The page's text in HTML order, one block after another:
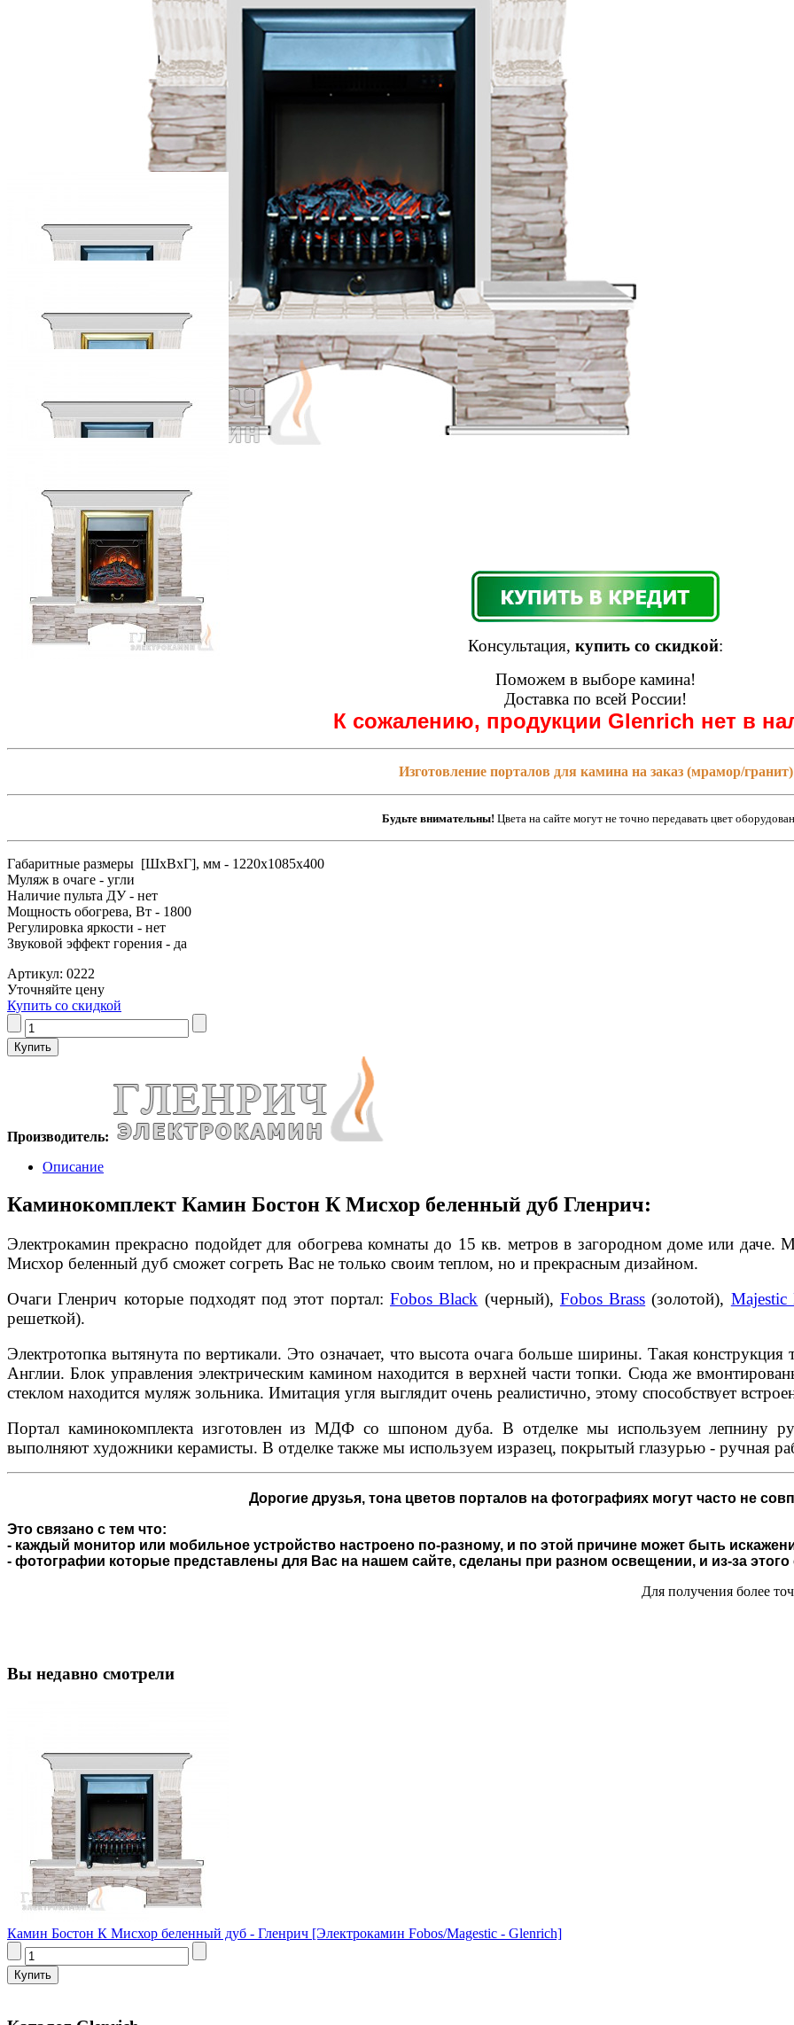
Консультация, купить со скидкой:
Поможем в выборе камина!
Доставка по всей России!
К сожалению, продукции Glenrich нет в
Изготовление порталов для камина на заказ (мрамор/гранит)
Будьте внимательны! Цвета на сайте могут не точно передавать цвет
Габаритные размеры [ШxВxГ], мм - 1220x1085x400
Муляж в очаге - угли
Наличие пульта ДУ - нет
Мощность обогрева, Вт - 1800
Регулировка яркости - нет
Звуковой эффект горения - да
Артикул: 0222
Уточняйте цену
Купить со скидкой
Производитель:
Описание
Каминокомплект Камин Бостон К Мисхор беленный дуб Гленрич:
Электрокамин прекрасно подойдет для обогрева комнаты до 15 кв. метров в загородном доме или даче.
Мисхор беленный дуб сможет согреть Вас не только своим теплом, но и прекрасным дизайном.
Очаги Гленрич которые подходят под этот портал: Fobos Black (черный), Fobos Brass (золотой), Majestic
решеткой).
Электротопка вытянута по вертикали. Это означает, что высота очага больше ширины. Такая конструкция
Англии. Блок управления электрическим камином находится в верхней части топки. Сюда же
стеклом находится муляж зольника. Имитация угля выглядит очень реалистично, этому способствует
Портал каминокомплекта изготовлен из МДФ со шпоном дуба. В отделке мы используем лепнину
выполняют художники керамисты. В отделке также мы используем изразец, покрытый глазурью - ручная
Дорогие друзья, тона цветов порталов на фотографиях могут часто не
Это связано с тем что:
- каждый монитор или мобильное устройство настроено по-разному, и по этой причине может быть
- фотографии которые представлены для Вас на нашем сайте, сделаны при разном освещении, и из-за
Для получения более
Вы недавно смотрели
Камин Бостон К Мисхор беленный дуб - Гленрич [Электрокамин Fobos/Magestic - Glenrich]